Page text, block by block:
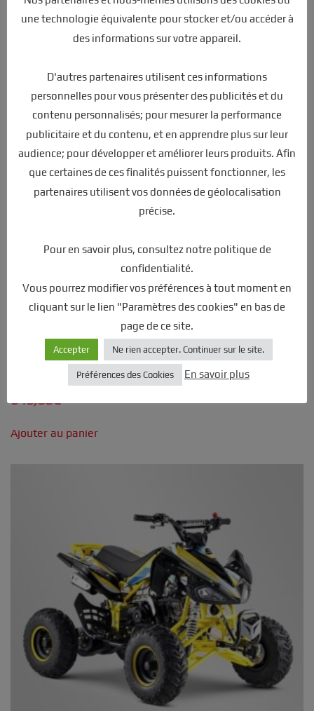
Produits similaires
Draisienne électrique enfant Apollo RXF Sedna MX16″
549,00€
Ajouter au panier
une technologie équivalente pour stocker et/ou accéder à
des informations sur votre appareil.
D'autres partenaires utilisent ces informations
personnelles pour vous présenter des publicités et du
contenu personnalisés; pour mesurer la performance
publicitaire et du contenu, et en apprendre plus sur leur
audience; pour développer et améliorer leurs produits. Afin
que certaines de ces finalités puissent fonctionner, les
partenaires utilisent vos données de géolocalisation
précise.
Pour en savoir plus, consultez notre politique de
confidentialité.
Vous pourrez modifier vos préférences à tout moment en
cliquant sur le lien "Paramètres des cookies" en bas de
page de ce site.
Accepter Ne rien accepter. Continuer sur le site.
Préférences des Cookies En savoir plus